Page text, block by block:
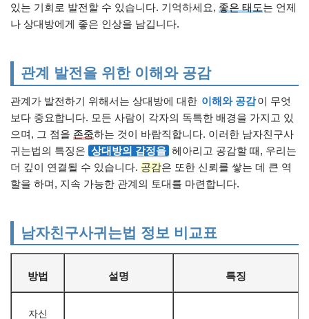
있는 기회로 발전할 수 있습니다. 기억하세요, 좋은 태도는 언제
나 상대방에게 좋은 인상을 남깁니다.
관계 발전을 위한 이해와 공감
관계가 발전하기 위해서는 상대방에 대한 이해와 공감이 무엇
보다 중요합니다. 모든 사람이 각자의 독특한 배경을 가지고 있
으며, 그 점을 존중하는 것이 바람직합니다. 이러한 남자친구사
귀는법의 특징은 상대방의 감정을 헤아리고 공감할 때, 우리는
더 깊이 연결될 수 있습니다. 공감은 또한 신뢰를 쌓는 데 큰 역
할을 하며, 지속 가능한 관계의 토대를 마련합니다.
남자친구사귀는법 정보 비교표
방법 설명 특징
자신